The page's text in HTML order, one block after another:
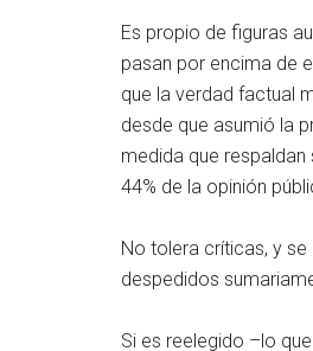
Es propio de figuras
pasan por encima de
que la verdad factual
desde que asumió la
medida que
44% de la opinión
No tolera críticas, y
despedidos
Si es reelegido –lo